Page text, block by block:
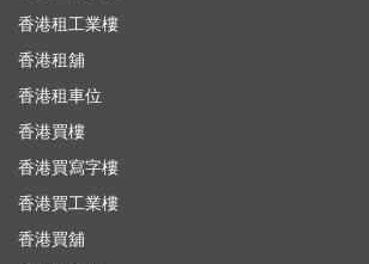
香港租工業樓
香港租舖
香港租車位
香港買樓
香港買寫字樓
香港買工業樓
香港買舖